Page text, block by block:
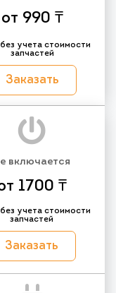
от 990 ₸
учета стоимости
запчастей
Заказать
включается
1700 ₸
учета стоимости
запчастей
Заказать